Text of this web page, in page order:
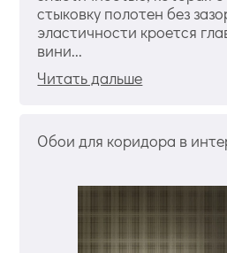
стыковку полотен без
эластичности кроется
вини...
Читать дальше
Обои для коридора в